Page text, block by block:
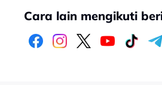
Cara lain mengikuti